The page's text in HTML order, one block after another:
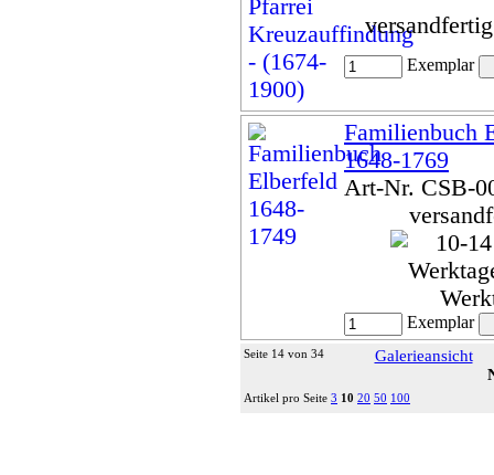
Exemplar
Familienbuch
1648-1769
Art-Nr. CSB-
Exemplar
Seite 14 von 34
Galerieansicht
Artikel pro Seite 3 10 20 50 100